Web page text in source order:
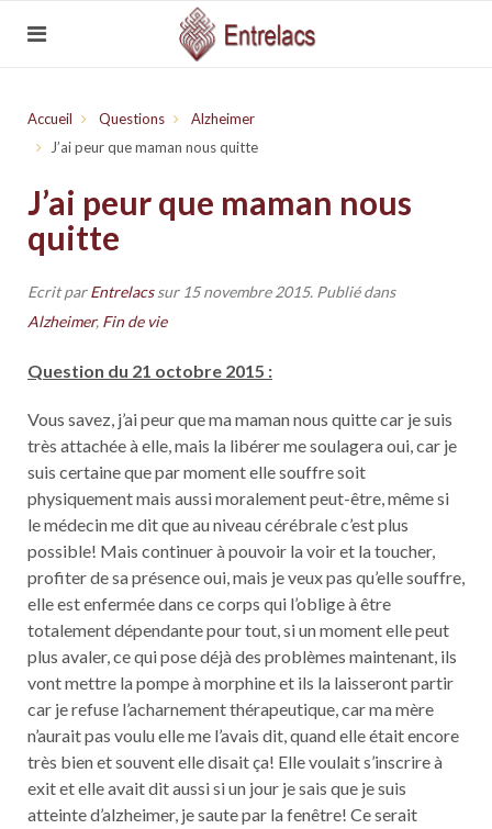
Accueil Questions
Alzheimer
J’ai peur que maman nous quitte
J’ai peur que maman nous
quitte
Ecrit parEntrelacssur 15 novembre 2015. Publié dans
Alzheimer, Fin de vie
Question du 21 octobre 2015 :
Vous savez, j’ai peur que ma maman nous quitte car je suis
très attachée à elle, mais la libérer me soulagera oui, car je
suis certaine que par moment elle souffre soit
physiquement mais aussi moralement peut-être, même si
le médecin me dit que au niveau cérébrale c’est plus
possible! Mais continuer à pouvoir la voir et la toucher,
profiter de sa présence oui, mais je veux pas qu’elle souffre,
elle est enfermée dans ce corps qui l’oblige à être
totalement dépendante pour tout, si un moment elle peut
plus avaler, ce qui pose déjà des problèmes maintenant, ils
vont mettre la pompe à morphine et ils la laisseront partir
car je refuse l’acharnement thérapeutique, car ma mère
n’aurait pas voulu elle me l’avais dit, quand elle était encore
très bien et souvent elle disait ça! Elle voulait s’inscrire à
exit et elle avait dit aussi si un jour je sais que je suis
atteinte d’alzheimer, je saute par la fenêtre! Ce serait